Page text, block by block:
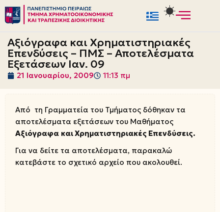
Μεταπηδήστε
στο
περιεχόμενο
Αξιόγραφα και Χρηματιστηριακές
Επενδύσεις – ΠΜΣ – Αποτελέσματα
Εξετάσεων Ιαν. 09
21 Ιανουαρίου, 2009 11:13 πμ
Από τη Γραμματεία του Τμήματος δόθηκαν τα
αποτελέσματα εξετάσεων του Μαθήματος
Αξιόγραφα και Χρηματιστηριακές Επενδύσεις.
Για να δείτε τα αποτελέσματα, παρακαλώ
κατεβάστε το σχετικό αρχείο που ακολουθεί.